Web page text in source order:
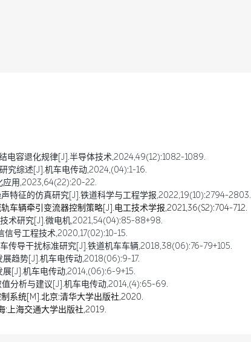
电容退化规律[J].半导体技术,2024,49(12):1082-1089.
究综述[J].机车电传动,2024,(04):1-16.
应用,2023,64(22):20-22.
特征的仿真研究[J].铁道科学与工程学报,2022,19(10):2794-2803.
车辆牵引变流器控制策略[J].电工技术学报,2021,36(S2):704-712.
术研究[J].微电机,2021,54(04):85-88+98.
号工程技术,2020,17(02):10-15.
传导干扰标准研究[J].铁道机车车辆,2018,38(06):76-79+105.
趋势[J].机车电传动,2018(06):9-17.
[J].机车电传动,2014,(06):6-9+15.
分析与建议[J].机车电传动,2014,(4):65-69.
系统[M].北京:清华大学出版社,2020.
:上海交通大学出版社,2019.